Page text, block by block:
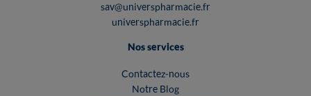
sav@universpharmacie.fr
universpharmacie.fr
Nos services
Contactez-nous
Notre Blog